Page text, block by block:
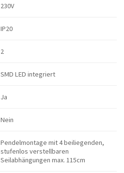
230V
IP20
2
SMD LED integriert
Ja
Nein
Pendelmontage mit 4 beiliegenden,
stufenlos verstellbaren
Seilabhängungen max. 115cm